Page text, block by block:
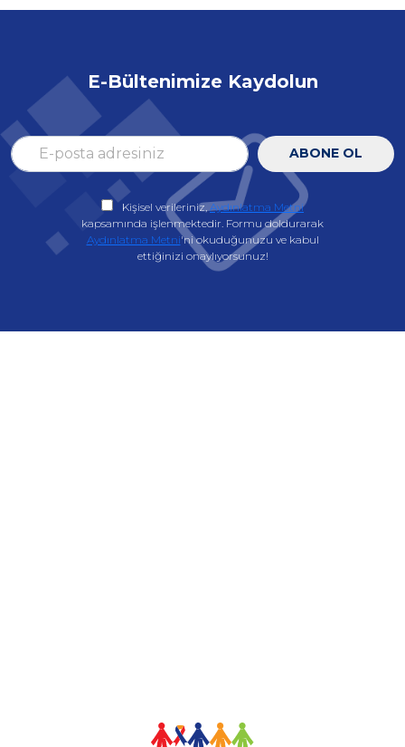
E-Bültenimize Kaydolun
ABONE OL
Kişisel verileriniz,Aydınlatma Metni
kapsamında işlenmektedir. Formu doldurarak
Aydınlatma Metni'ni okuduğunuzu ve kabul
ettiğinizi onaylıyorsunuz!